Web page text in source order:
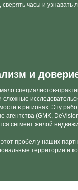
часы и узнавать
и
специалистов-
сложные
в регионах. Эту
агентства (GMK,
сегмент жилой
пробел у наших
территории и